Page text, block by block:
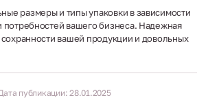
размеры и типы упаковки в зависимости
потребностей вашего бизнеса. Надежная
сохранности вашей продукции и довольных
публикации: 28.01.2025